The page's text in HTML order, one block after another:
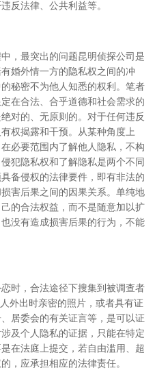
反法律、公共利益等。
最突出的问题昆明侦探公司是
婚外情一方的隐私权之间的冲
秘密不为他人知悉的权利。笔者
在合法、合乎道德和社会需求的
对的、无原则的。对于任何违反
权揭露和干预。从某种角度上
必要范围内了解他人隐私，不构
犯隐私权和了解隐私是两个不同
备侵权的法律要件，即有非法的
害后果之间的因果关系。单纯地
的合法权益，而不是随意加以扩
没有造成损害后果的行为，不能
，合法途径下搜集到被调查者
外出时亲密的照片，或者具有证
居委会的有关证言等，是可以证
及个人隐私的证据，只能在特定
在法庭上提交，若自由滥用、超
，应承担相应的法律责任。